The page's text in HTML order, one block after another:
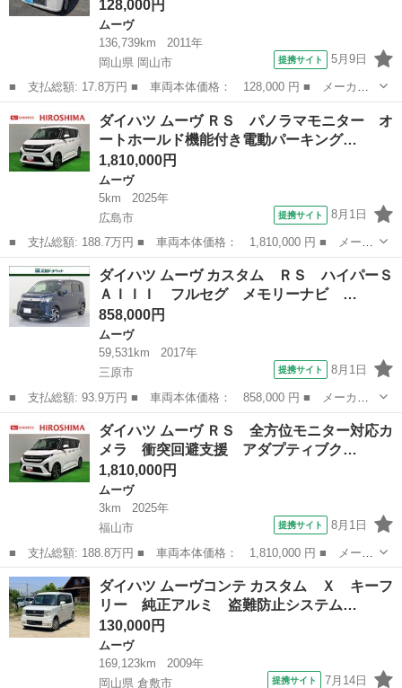
128,000円
ムーヴ
136,739km
2011年
岡山県 岡山市
提携サイト 5月9日
■ 支払総額: 17.8万円 ■ 車両本体価格： 128,000 円 ■ メーカー
名： ダイハツ ■ 車種名： ムーヴコンテ ■ グレード名： Ｘ
スマートキー ベンチシート ＣＶＴ 盗難防止システム ＡＢＳ
ＣＤ ミュー...
岡山 岡山市 ムーヴ
ダイハツ ムーヴ ＲＳ パノラマモニター オ
ートホールド機能付き電動パーキング…
1,810,000円
ムーヴ
5km
2025年
広島市
提携サイト 8月1日
■ 支払総額: 188.7万円 ■ 車両本体価格： 1,810,000 円 ■ メーカ
ー名： ダイハツ ■ 車種名： ムーヴ ■ グレード名： ＲＳ パ
ノラマモニター オートホールド機能付き電動パーキング １５イン
チアルミ...
広島 広島市 ムーヴ
ダイハツ ムーヴ カスタム ＲＳ ハイパーＳ
ＡＩＩＩ フルセグ メモリーナビ …
858,000円
ムーヴ
59,531km
2017年
三原市
提携サイト 8月1日
■ 支払総額: 93.9万円 ■ 車両本体価格： 858,000 円 ■ メーカー
名： ダイハツ ■ 車種名： ムーヴ ■ グレード名： カスタム
ＲＳ ハイパーＳＡＩＩＩ フルセグ メモリーナビ ＤＶＤ再生
ミュージック...
広島 三原市 ムーヴ
ダイハツ ムーヴ ＲＳ 全方位モニター対応カ
メラ 衝突回避支援 アダプティブク…
1,810,000円
ムーヴ
3km
2025年
福山市
提携サイト 8月1日
■ 支払総額: 188.8万円 ■ 車両本体価格： 1,810,000 円 ■ メーカ
ー名： ダイハツ ■ 車種名： ムーヴ ■ グレード名： ＲＳ 全
方位モニター対応カメラ 衝突回避支援 アダプティブクルーズ タ
ーボエン...
広島 福山市 ムーヴ
ダイハツ ムーヴコンテ カスタム Ｘ キーフ
リー 純正アルミ 盗難防止システム…
130,000円
ムーヴ
169,123km
2009年
岡山県 倉敷市
提携サイト 7月14日